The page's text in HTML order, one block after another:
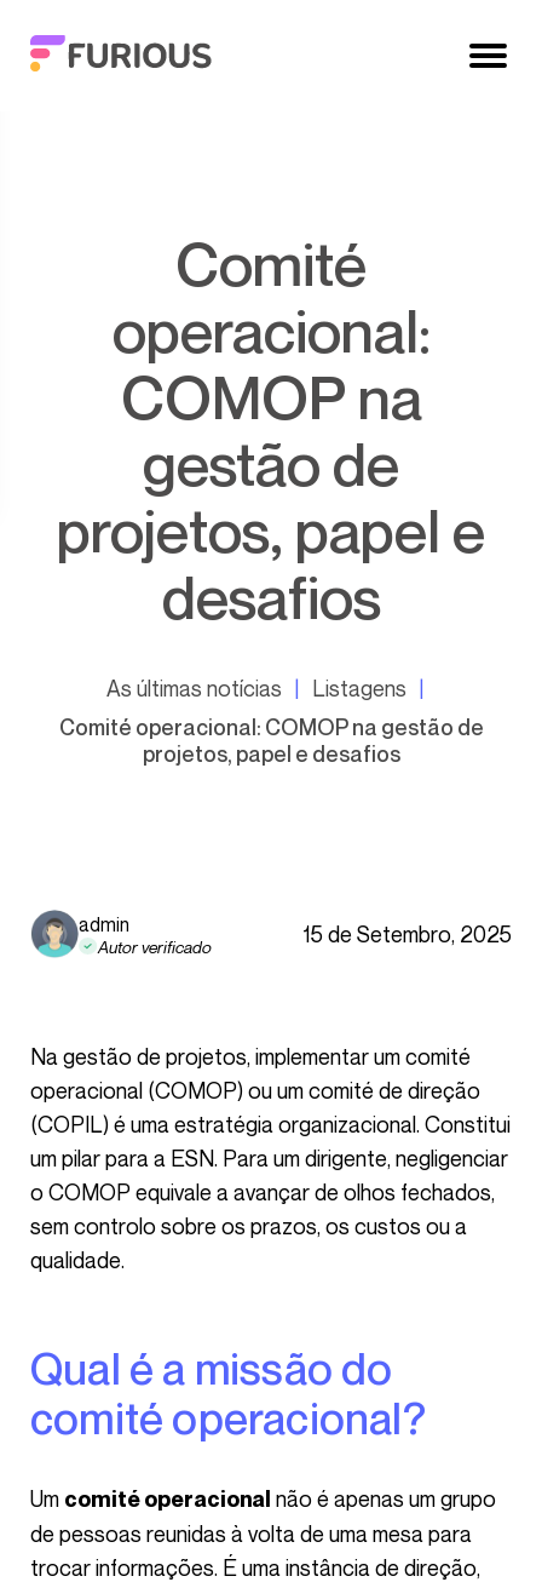
Comité
operacional:
COMOP na
gestão de
projetos, papel e
desafios
As últimas notícias
Listagens
Comité operacional: COMOP na gestão de
projetos, papel e desafios
admin
Autor verificado 15 de Setembro, 2025
Na gestão de projetos, implementar um comité
operacional (COMOP) ou um comité de direção
(COPIL) é uma estratégia organizacional. Constitui
um pilar para a ESN. Para um dirigente, negligenciar
o COMOP equivale a avançar de olhos fechados,
sem controlo sobre os prazos, os custos ou a
qualidade.
Qual é a missão do
comité operacional?
Um comité operacional não é apenas um grupo
de pessoas reunidas à volta de uma mesa para
trocar informações. É uma instância de direção,